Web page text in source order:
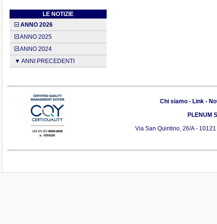
LE NOTIZIE
ANNO 2026
ANNO 2025
ANNO 2024
▼ ANNI PRECEDENTI
Chi siamo - Link -
PLENUM
Via San Quintino, 26/A -